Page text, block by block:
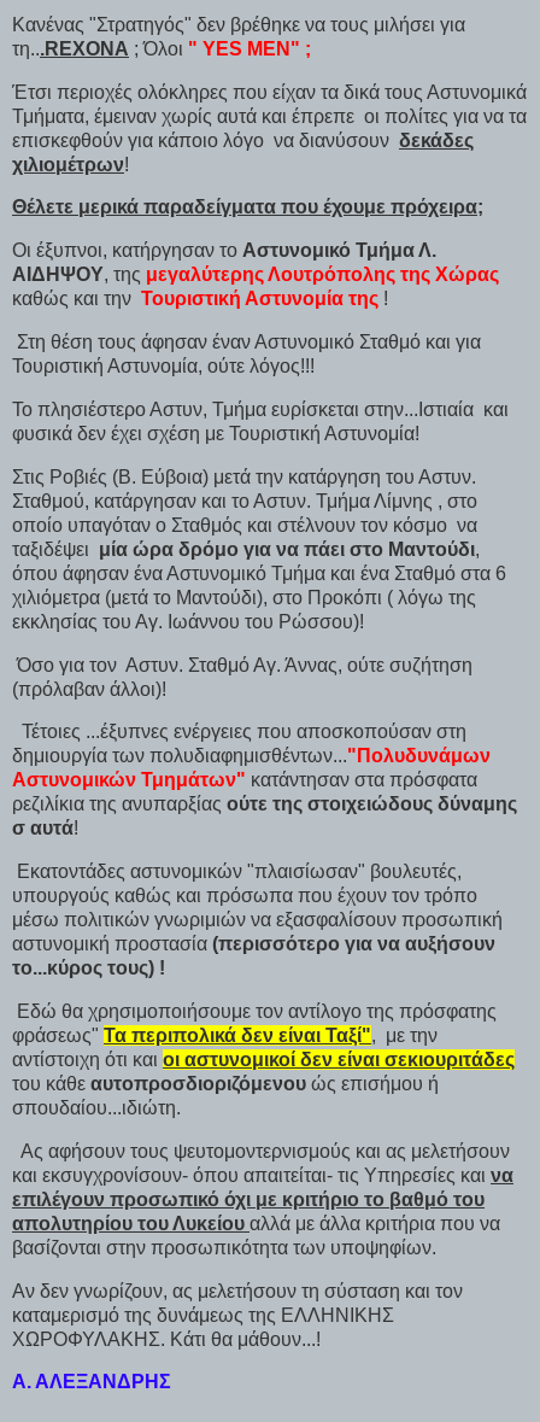
Κανένας "Στρατηγός" δεν βρέθηκε να τους μιλήσει για
τη...REXONA ; Όλοι " YES MEN" ;
Έτσι περιοχές ολόκληρες που είχαν τα δικά τους Αστυνομικά
Τμήματα, έμειναν χωρίς αυτά και έπρεπε οι πολίτες για να τα
επισκεφθούν για κάποιο λόγο να διανύσουν δεκάδες
χιλιομέτρων!
Θέλετε μερικά παραδείγματα που έχουμε πρόχειρα;
Οι έξυπνοι, κατήργησαν το Αστυνομικό Τμήμα Λ.
ΑΙΔΗΨΟΥ, της μεγαλύτερης Λουτρόπολης της Χώρας
καθώς και την Τουριστική Αστυνομία της !
Στη θέση τους άφησαν έναν Αστυνομικό Σταθμό και για
Τουριστική Αστυνομία, ούτε λόγος!!!
Το πλησιέστερο Αστυν, Τμήμα ευρίσκεται στην...Ιστιαία και
φυσικά δεν έχει σχέση με Τουριστική Αστυνομία!
Στις Ροβιές (Β. Εύβοια) μετά την κατάργηση του Αστυν.
Σταθμού, κατάργησαν και το Αστυν. Τμήμα Λίμνης , στο
οποίο υπαγόταν ο Σταθμός και στέλνουν τον κόσμο να
ταξιδέψει μία ώρα δρόμο για να πάει στο Μαντούδι,
όπου άφησαν ένα Αστυνομικό Τμήμα και ένα Σταθμό στα 6
χιλιόμετρα (μετά το Μαντούδι), στο Προκόπι ( λόγω της
εκκλησίας του Αγ. Ιωάννου του Ρώσσου)!
Όσο για τον Αστυν. Σταθμό Αγ. Άννας, ούτε συζήτηση
(πρόλαβαν άλλοι)!
Τέτοιες ...έξυπνες ενέργειες που αποσκοπούσαν στη
δημιουργία των πολυδιαφημισθέντων..."Πολυδυνάμων
Αστυνομικών Τμημάτων" κατάντησαν στα πρόσφατα
ρεζιλίκια της ανυπαρξίας ούτε της στοιχειώδους δύναμης
σ αυτά!
Εκατοντάδες αστυνομικών "πλαισίωσαν" βουλευτές,
υπουργούς καθώς και πρόσωπα που έχουν τον τρόπο
μέσω πολιτικών γνωριμιών να εξασφαλίσουν προσωπική
αστυνομική προστασία (περισσότερο για να αυξήσουν
το...κύρος τους) !
Εδώ θα χρησιμοποιήσουμε τον αντίλογο της πρόσφατης
φράσεως" Τα περιπολικά δεν είναι Ταξί", με την
αντίστοιχη ότι και οι αστυνομικοί δεν είναι σεκιουριτάδες
του κάθε αυτοπροσδιοριζόμενου ώς επισήμου ή
σπουδαίου...ιδιώτη.
Ας αφήσουν τους ψευτομοντερνισμούς και ας μελετήσουν
και εκσυγχρονίσουν- όπου απαιτείται- τις Υπηρεσίες και να
επιλέγουν προσωπικό όχι με κριτήριο το βαθμό του
απολυτηρίου του Λυκείου αλλά με άλλα κριτήρια που να
βασίζονται στην προσωπικότητα των υποψηφίων.
Αν δεν γνωρίζουν, ας μελετήσουν τη σύσταση και τον
καταμερισμό της δυνάμεως της ΕΛΛΗΝΙΚΗΣ
ΧΩΡΟΦΥΛΑΚΗΣ. Κάτι θα μάθουν...!
Α. ΑΛΕΞΑΝΔΡΗΣ